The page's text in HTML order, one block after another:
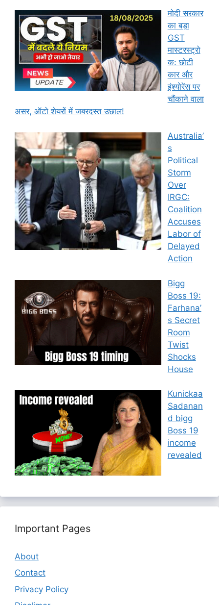
मोदी सरकार
का बड़ा
GST
मास्टरस्ट्रो
क: छोटी
कार और
इंश्योरेंस पर
चौंकाने वाला
असर, ऑटो शेयरों में जबरदस्त उछाल!
Australia’
s
Political
Storm
Over
IRGC:
Coalition
Accuses
Labor of
Delayed
Action
Bigg
Boss 19:
Farhana’
s Secret
Room
Twist
Shocks
House
Kunickaa
Sadanan
d bigg
Boss 19
income
revealed
Important Pages
About
Contact
Privacy Policy